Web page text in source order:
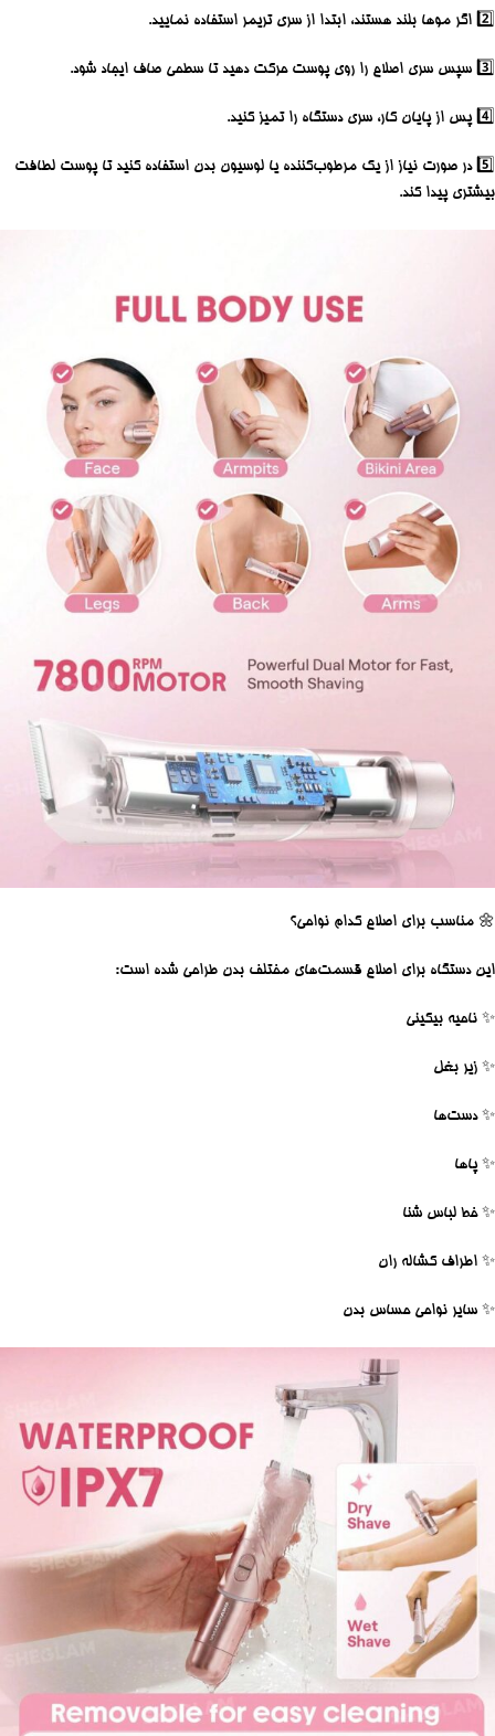
2️⃣ اگر موها بلند هستند، ابتدا از سری تریمر استفاده نمایید.
3️⃣ سپس سری اصلاح را روی پوست حرکت دهید تا سطحی صاف ایجاد شود.
4️⃣ پس از پایان کار، سری دستگاه را تمیز کنید.
5️⃣ در صورت نیاز از یک مرطوب‌کننده یا لوسیون بدن استفاده کنید تا پوست لطافت
بیشتری پیدا کند.
🌼 مناسب برای اصلاح کدام نواحی؟
این دستگاه برای اصلاح قسمت‌های مختلف بدن طراحی شده است:
✨ ناحیه بیکینی
✨ زیر بغل
✨ دست‌ها
✨ پاها
✨ خط لباس شنا
✨ اطراف کشاله ران
✨ سایر نواحی حساس بدن